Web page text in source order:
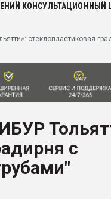
КОНСУЛЬТАЦИОННЫЙ
стеклопластиковая
с